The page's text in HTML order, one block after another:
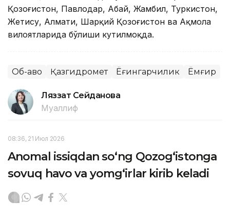
Қозоғистон, Павлодар, Абай, Жамбил, Туркистон,
Жетису, Алмати, Шарқий Қозоғистон ва Ақмола
вилоятларида бўлиши кутилмоқда.
Об-ҳаво Қазгидромет Ёғингарчилик Ёмғир
Ляззат Сейданова
Муаллиф
08:36, 21 Июл 2026
Anomal issiqdan so‘ng Qozog‘istonga
sovuq havo va yomg‘irlar kirib keladi